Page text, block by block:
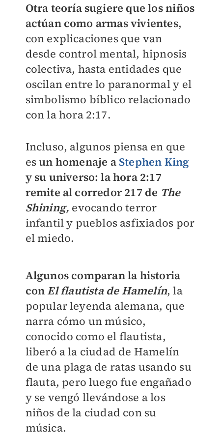
Otra teoría sugiere que los niños
actúan como armas vivientes,
con explicaciones que van
desde control mental, hipnosis
colectiva, hasta entidades que
oscilan entre lo paranormal y el
simbolismo bíblico relacionado
con la hora 2:17.
Incluso, algunos piensa en que
esun homenaje a Stephen King
y su universo: la hora 2:17
remite al corredor 217 de The
Shining, evocando terror
infantil y pueblos asfixiados por
el miedo.
Algunos comparan la historia
con El flautista de Hamelín, la
popular leyenda alemana, que
narra cómo un músico,
conocido como el flautista,
liberó a la ciudad de Hamelín
de una plaga de ratas usando su
flauta, pero luego fue engañado
y se vengó llevándose a los
niños de la ciudad con su
música.